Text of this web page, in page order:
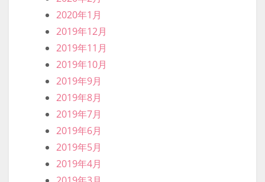
2021年4月
2021年3月
2021年2月
2021年1月
2020年12月
2020年11月
2020年10月
2020年9月
2020年8月
2020年7月
2020年6月